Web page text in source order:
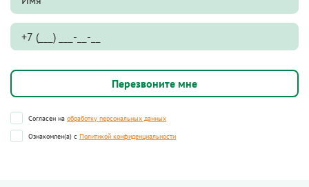
Согласен на обработку персональных данных
Ознакомлен(а) с Политикой конфиденциальности